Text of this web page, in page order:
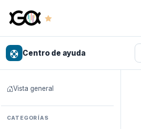
Centro de ayuda
Vista general
CATEGORÍAS